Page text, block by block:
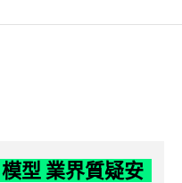
型 業界質疑安